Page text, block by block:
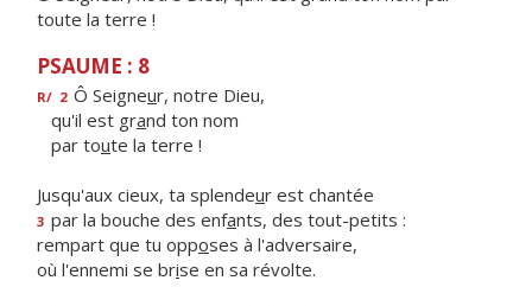
toute la terre !
PSAUME : 8
R/ 2 Ô Seigneur, notre Dieu,
qu'il est grand ton nom
par toute la terre !
Jusqu'aux cieux, ta splendeur est chantée
3 par la bouche des enfants, des tout-petits :
rempart que tu opposes à l'adversaire,
où l'ennemi se brise en sa révolte.